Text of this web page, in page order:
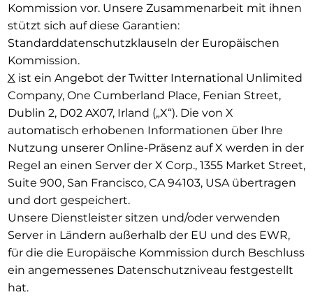
Kommission vor. Unsere Zusammenarbeit mit ihnen
stützt sich auf diese Garantien:
Standarddatenschutzklauseln der Europäischen
Kommission.
X ist ein Angebot der Twitter International Unlimited
Company, One Cumberland Place, Fenian Street,
Dublin 2, D02 AX07, Irland („X“). Die von X
automatisch erhobenen Informationen über Ihre
Nutzung unserer Online-Präsenz auf X werden in der
Regel an einen Server der X Corp., 1355 Market Street,
Suite 900, San Francisco, CA 94103, USA übertragen
und dort gespeichert.
Unsere Dienstleister sitzen und/oder verwenden
Server in Ländern außerhalb der EU und des EWR,
für die die Europäische Kommission durch Beschluss
ein angemessenes Datenschutzniveau festgestellt
hat.